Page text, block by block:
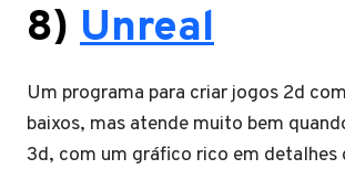
8) Unreal
Um programa para criar jogos 2d
baixos, mas atende muito bem
3d, com um gráfico rico em detalhes